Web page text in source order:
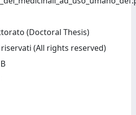
(Doctoral Thesis)
(All rights reserved)